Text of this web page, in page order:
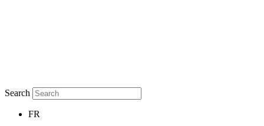
Search
FR